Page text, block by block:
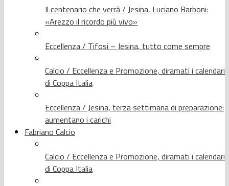
Il centenario che verrà / Jesina, Luciano Barboni:
«Arezzo il ricordo più vivo»
Eccellenza / Tifosi – Jesina, tutto come sempre
Calcio / Eccellenza e Promozione, diramati i calendari
di Coppa Italia
Eccellenza / Jesina, terza settimana di preparazione:
aumentano i carichi
Fabriano Calcio
Calcio / Eccellenza e Promozione, diramati i calendari
di Coppa Italia